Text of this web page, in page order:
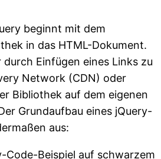
beginnt mit dem
in das HTML-Dokument.
Einfügen eines Links zu
Network (CDN) oder
Bibliothek auf dem eigenen
Grundaufbau eines jQuery-
aus: